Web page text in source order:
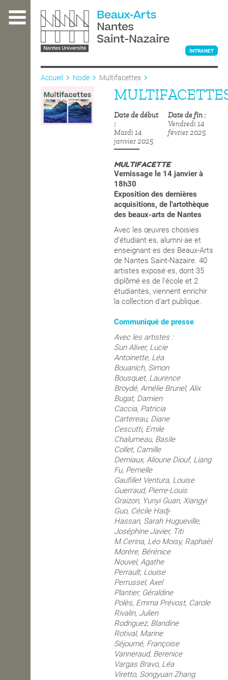
contenu
L'ÉCOLE
INTRANET
Accueil Node Multifacettes
Date de début
Mardi 14
janvier 2025
Date de fin
Vendredi 14
février 2025
MULTIFACETTE
Vernissage le 14 janvier à
18h30
Exposition des dernières
acquisitions, de l'artothèque
des beaux-arts de Nantes
Avec les œuvres choisies
d’étudiant·es, alumni·ae et
enseignant·es des Beaux-Arts
de Nantes Saint-Nazaire. 40
artistes exposé·es, dont 35
diplômé·es de l’école et 2
étudiantes, viennent enrichir
la collection d’art publique.
Communiqué de presse
Avec les artistes :
Sun Aliver, Lucie
Antoinette, Léa
Bouanich, Simon
Bousquet, Laurence
Broydé, Amélie Brunel, Alix
Bugat, Damien
Caccia, Patricia
Cartereau, Diane
Cescutti, Emile
Chalumeau, Basile
Collet, Camille
Derniaux, Alioune Diouf, Liang
Fu, Pernelle
Gaufillet Ventura, Louise
Guerraud, Pierre-Louis
Graizon, Yunyi Guan, Xiangyi
Guo, Cécile Hadj-
Hassan, Sarah Hugueville,
Joséphine Javier, Titi
M.Cerina, Léo Moisy, Raphaël
Morère, Bérénice
Nouvel, Agathe
Perrault, Louise
Perrussel, Axel
Plantier, Géraldine
Polès, Emma Prévost, Carole
Rivalin, Julien
Rodriguez, Blandine
Rotival, Marine
Séjourné, Françoise
Vanneraud, Berenice
Vargas Bravo, Léa
Viretto, Songyuan Zhang.